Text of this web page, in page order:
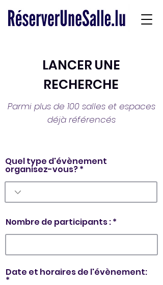
LANCER UNE
RECHERCHE
Parmi plus de 100 salles et espaces
déjà référencés
Quel type d'évènement
organisez-vous?
Nombre de participants :
Date et horaires de l'évènement: